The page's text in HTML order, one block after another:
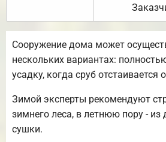
Сооружение дома может
нескольких вариантах:
усадку, когда сруб отстаивается
Зимой эксперты рекомендуют
зимнего леса, в летнюю пору - из
сушки.